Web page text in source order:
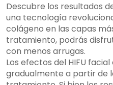
Descubre los resultados
una tecnología
colágeno en las capas
tratamiento, podrás
con menos arrugas.
Los efectos del HIFU
gradualmente a partir de